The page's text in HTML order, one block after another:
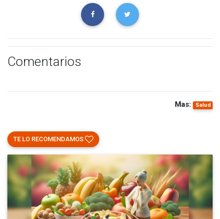
Comentarios
Mas: Salud
TE LO RECOMENDAMOS